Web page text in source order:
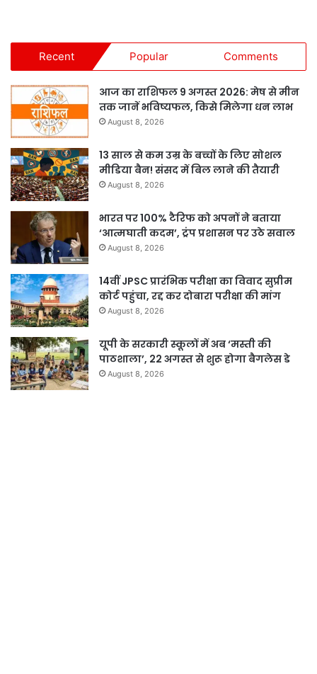
Recent Popular Comments
आज का राशिफल 9 अगस्त 2026: मेष से मीन
तक जानें भविष्यफल, किसे मिलेगा धन लाभ
August 8, 2026
13 साल से कम उम्र के बच्चों के लिए सोशल
मीडिया बैन! संसद में बिल लाने की तैयारी
August 8, 2026
भारत पर 100% टैरिफ को अपनों ने बताया
‘आत्मघाती कदम’, ट्रंप प्रशासन पर उठे सवाल
August 8, 2026
14वीं JPSC प्रारंभिक परीक्षा का विवाद सुप्रीम
कोर्ट पहुंचा, रद्द कर दोबारा परीक्षा की मांग
August 8, 2026
यूपी के सरकारी स्कूलों में अब ‘मस्ती की
पाठशाला’, 22 अगस्त से शुरू होगा बैगलेस डे
August 8, 2026